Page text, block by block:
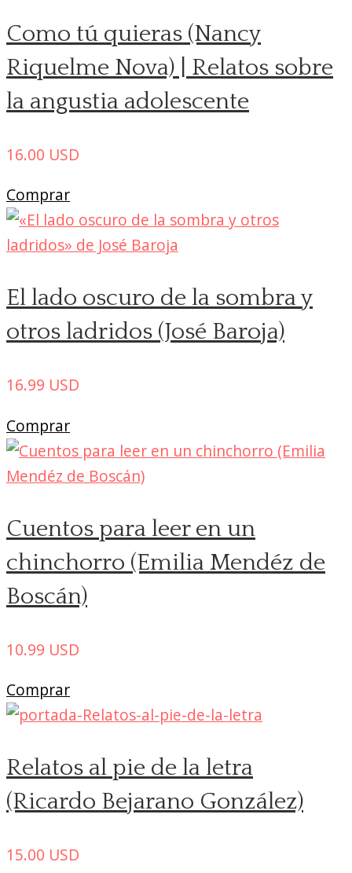
Como tú quieras (Nancy
Riquelme Nova) | Relatos sobre
la angustia adolescente
16.00 USD
Comprar
El lado oscuro de la sombra y
otros ladridos (José Baroja)
16.99 USD
Comprar
Cuentos para leer en un
chinchorro (Emilia Mendéz de
Boscán)
10.99 USD
Comprar
Relatos al pie de la letra
(Ricardo Bejarano González)
15.00 USD